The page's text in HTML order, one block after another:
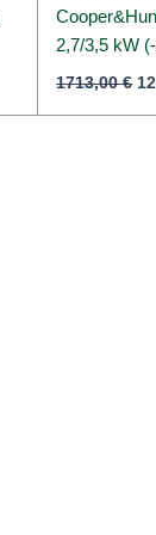
2,7/3,5 kW
1713,00€